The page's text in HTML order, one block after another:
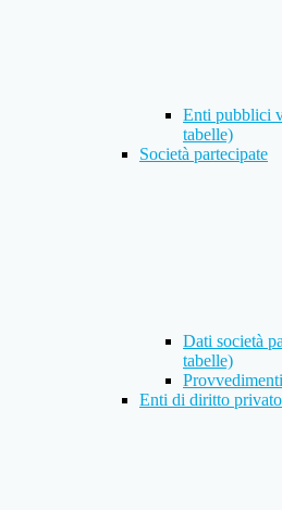
Enti pubblici
tabelle)
Società partecipate
Dati società
tabelle)
Provvedimenti
Enti di diritto